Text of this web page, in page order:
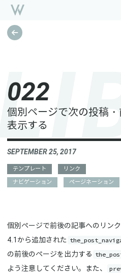
022
個別ページで次の投稿
表示する I
SEPTEMBER 25, 2017
テンプレート リンク
ナビゲーション ページネーション
個別ページで前後の記事へのリン
4.1から追加された
の前後のページを出力する
よう注意してください。また、